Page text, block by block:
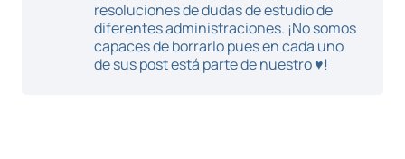
resoluciones de dudas de estudio de
diferentes administraciones. ¡No somos
capaces de borrarlo pues en cada uno
de sus post está parte de nuestro ♥!